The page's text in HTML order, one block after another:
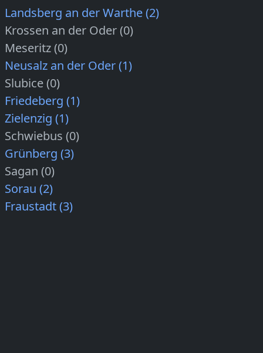
Landsberg an der Warthe (2)
Krossen an der Oder (0)
Meseritz (0)
Neusalz an der Oder (1)
Slubice (0)
Friedeberg (1)
Zielenzig (1)
Schwiebus (0)
Grünberg (3)
Sagan (0)
Sorau (2)
Fraustadt (3)